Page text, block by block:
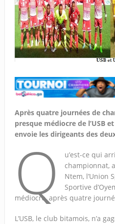
Après quatre journées de
presque médiocre de l’USB
envoie les dirigeants des
Q
u’est-ce qui
championnat,
Ntem, l’Union
Sportive
médiocre, après quatre
L’USB, le club bitamois, n’a